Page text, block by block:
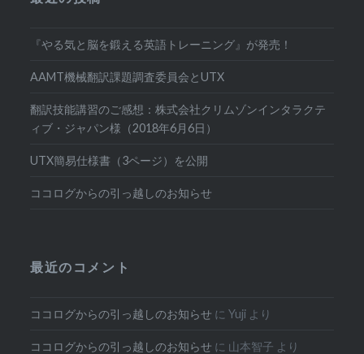
『やる気と脳を鍛える英語トレーニング』が発売！
AAMT機械翻訳課題調査委員会とUTX
翻訳技能講習のご感想：株式会社クリムゾンインタラクテ
ィブ・ジャパン様（2018年6月6日）
UTX簡易仕様書（3ページ）を公開
ココログからの引っ越しのお知らせ
最近のコメント
ココログからの引っ越しのお知らせ にYuji より
ココログからの引っ越しのお知らせ に 山本智子 より